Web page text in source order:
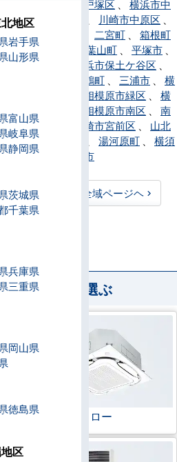
区、横浜市戸塚区
横浜市中
区
川崎市中原区
横浜市西区
二宮町
箱根町
、
葉山町 平塚市
藤沢市
横浜市保土ケ谷区
真鶴町 三浦市
横
相模原市緑区
横
相模原市南区
南
足柄市
川崎市宮前区
山北
町、 湯河原町
横須
賀市
横浜市
神奈川県全域ページヘ
店所在地
エアコンを選ぶ
ラウンドフロー
地区
岩手県
山形県
富山県
岐阜県
静岡県
茨城県
千葉県
兵庫県
三重県
岡山県
徳島県
区